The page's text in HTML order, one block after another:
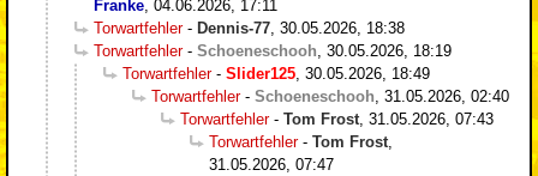
Franke 04.06.2026, 17:11
Torwartfehler- Dennis-77 30.05.2026, 18:38
Torwartfehler- Schoeneschooh 30.05.2026, 18:19
Torwartfehler- Slider125 30.05.2026, 18:49
Torwartfehler- Schoeneschooh 31.05.2026, 02:40
Torwartfehler- Tom Frost 31.05.2026, 07:43
Torwartfehler- Tom Frost
31.05.2026, 07:47